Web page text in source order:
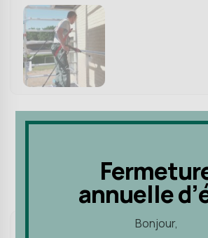
Nettoyage façades et
SKU:N/A
annuelle
Bonjour,
annuelle
Bonjour,